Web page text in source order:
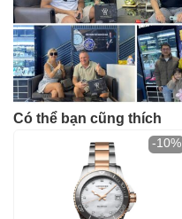
Có thể bạn cũng thích
-10%